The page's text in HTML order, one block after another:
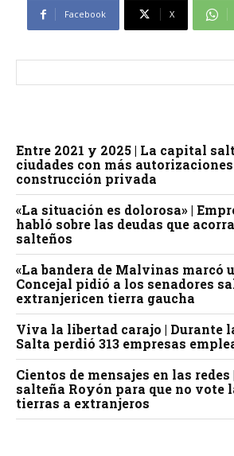
Facebook X
Entre 2021 y 2025 | La capital
ciudades con más
construcción privada
«La situación es dolorosa» |
habló sobre las deudas que
salteños
«La bandera de Malvinas marcó
Concejal pidió a los senadores
extranjericen tierra gaucha
Viva la libertad carajo | Durante
Salta perdió 313 empresas
Cientos de mensajes en las redes
salteña Royón para que no vote
tierras a extranjeros